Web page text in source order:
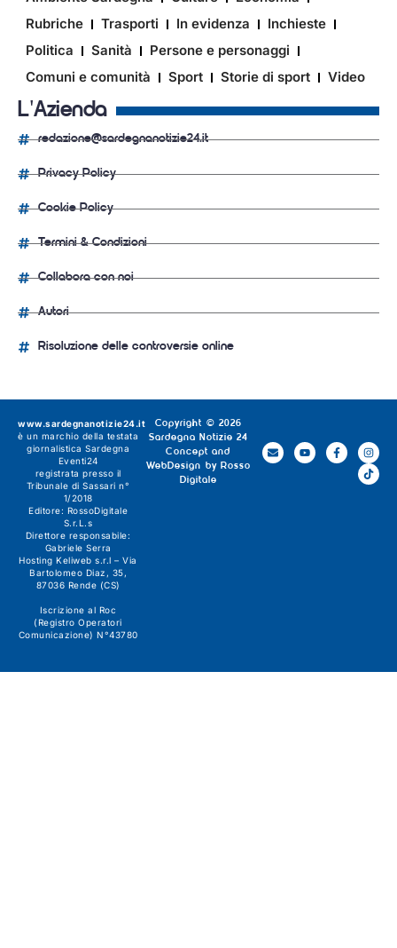
Rubriche
Trasporti In evidenza
Inchieste
Politica
Sanità
Persone e personaggi
Comuni e comunità
Sport Storie di sport Video
L'Azienda
redazione@sardegnanotizie24.it
Privacy Policy
Cookie Policy
Termini & Condizioni
Collabora con noi
Autori
Risoluzione delle controversie online
Copyright © 2026
Sardegna Notizie 24
Concept and
WebDesign by Rosso
Digitale
www.sardegnanotizie24.it
è un marchio della testata
giornalistica Sardegna
Eventi24
registrata presso il
Tribunale di Sassari n°
1/2018
Editore: RossoDigitale
S.r.L.s
Direttore responsabile:
Gabriele Serra
Hosting Keliweb s.r.l – Via
Bartolomeo Diaz, 35,
87036 Rende (CS)
Iscrizione al Roc
(Registro Operatori
Comunicazione) N°43780